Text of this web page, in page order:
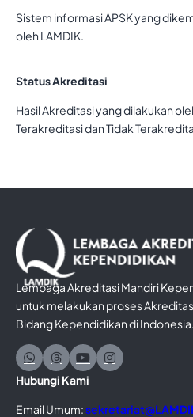
Sistem informasi APSK yang
oleh LAMDIK.
Status Akreditasi
Hasil Akreditasi yang dilakukan
Terakreditasi dan Tidak
Lembaga Akreditasi Mandiri
untuk melakukan proses
Bidang Kependidikan di Indonesia.
Hubungi Kami
Email Umum: